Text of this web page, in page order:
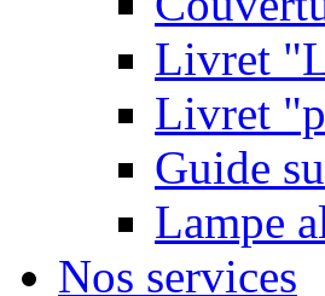
Livret
Livret
Guide
Lampe
Nos services